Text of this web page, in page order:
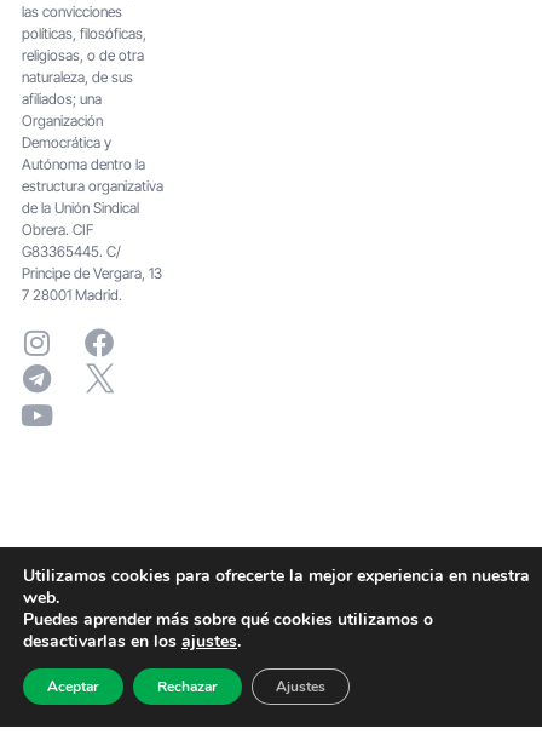
las convicciones
políticas, filosóficas,
religiosas, o de otra
naturaleza, de sus
afiliados; una
Organización
Democrática y
Autónoma dentro la
estructura organizativa
de la Unión Sindical
Obrera. CIF
G83365445. C/
Principe de Vergara, 13
7 28001 Madrid.
Utilizamos cookies para ofrecerte la mejor experiencia en nuestra
web.
Puedes aprender más sobre qué cookies utilizamos o
desactivarlas en los ajustes.
Aceptar Rechazar Ajustes